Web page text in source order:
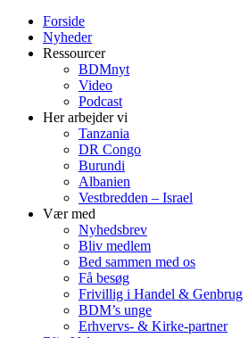
Forside
Nyheder
Ressourcer
BDMnyt
Video
Podcast
Her arbejder vi
Tanzania
DR Congo
Burundi
Albanien
Vestbredden – Israel
Vær med
Nyhedsbrev
Bliv medlem
Bed sammen med os
Få besøg
Frivillig i Handel & Genbrug
BDM’s unge
Erhvervs- & Kirke-partner